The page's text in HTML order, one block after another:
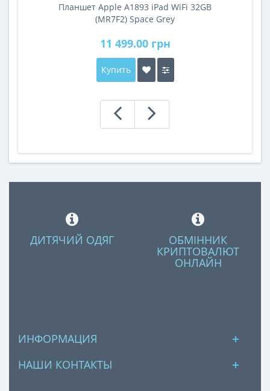
Планшет Apple A1893 iPad WiFi 32GB
(MR7F2) Space Grey
11 499.00 грн
Купить
ДИТЯЧИЙ ОДЯГ ОБМІННИК
КРИПТОВАЛЮТ
ОНЛАЙН
ИНФОРМАЦИЯ
НАШИ КОНТАКТЫ